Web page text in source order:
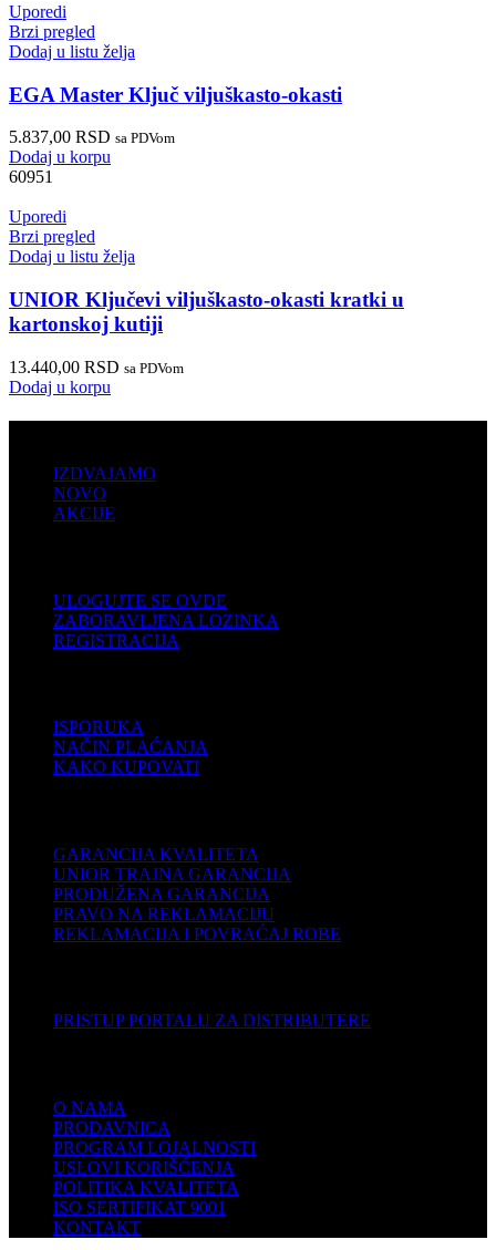
Uporedi
Brzi pregled
Dodaj u listu želja
EGA Master Ključ viljuškasto-okasti
5.837,00 RSD sa PDVom
Dodaj u korpu
60951
Uporedi
Brzi pregled
Dodaj u listu želja
UNIOR Ključevi viljuškasto-okasti kratki u
kartonskoj kutiji
13.440,00 RSD sa PDVom
Dodaj u korpu
IZDVAJAMO
NOVO
AKCIJE
ULOGUJTE SE OVDE
ZABORAVLJENA LOZINKA
REGISTRACIJA
ISPORUKA
NAČIN PLAĆANJA
KAKO KUPOVATI
GARANCIJA KVALITETA
UNIOR TRAJNA GARANCIJA
PRODUŽENA GARANCIJA
PRAVO NA REKLAMACIJU
REKLAMACIJA I POVRAĆAJ ROBE
PRISTUP PORTALU ZA DISTRIBUTERE
O NAMA
PRODAVNICA
PROGRAM LOJALNOSTI
USLOVI KORIŠĆENJA
POLITIKA KVALITETA
ISO SERTIFIKAT 9001
KONTAKT